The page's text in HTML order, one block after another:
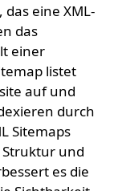
das eine XML-
das
einer
listet
auf und
durch
Sitemaps
Struktur und
es die